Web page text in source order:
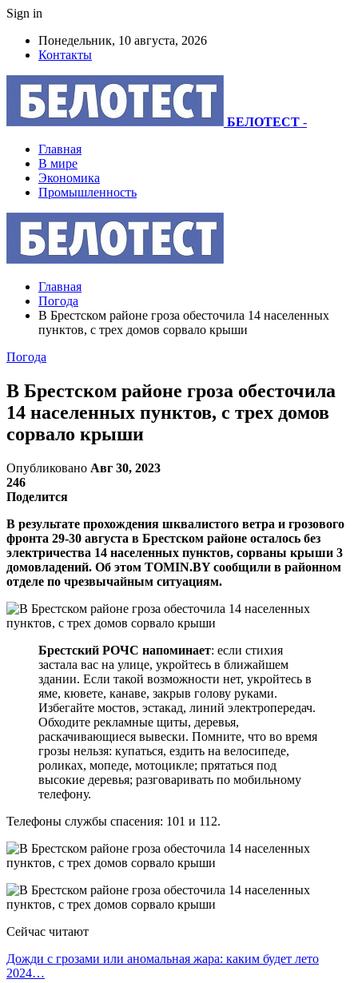
Sign in
Понедельник, 10 августа, 2026
Контакты
БЕЛОТЕСТ -
Главная
В мире
Экономика
Промышленность
Главная
Погода
В Брестском районе гроза обесточила 14 населенных
пунктов, с трех домов сорвало крыши
Погода
В Брестском районе гроза обесточила
14 населенных пунктов, с трех домов
сорвало крыши
Опубликовано Авг 30, 2023
246
Поделится
В результате прохождения шквалистого ветра и грозового
фронта 29-30 августа в Брестском районе осталось без
электричества 14 населенных пунктов, сорваны крыши 3
домовладений. Об этом TOMIN.BY сообщили в районном
отделе по чрезвычайным ситуациям.
Брестский РОЧС напоминает: если стихия
застала вас на улице, укройтесь в ближайшем
здании. Если такой возможности нет, укройтесь в
яме, кювете, канаве, закрыв голову руками.
Избегайте мостов, эстакад, линий электропередач.
Обходите рекламные щиты, деревья,
раскачивающиеся вывески. Помните, что во время
грозы нельзя: купаться, ездить на велосипеде,
роликах, мопеде, мотоцикле; прятаться под
высокие деревья; разговаривать по мобильному
телефону.
Телефоны службы спасения: 101 и 112.
Сейчас читают
Дожди с грозами или аномальная жара: каким будет лето
2024…